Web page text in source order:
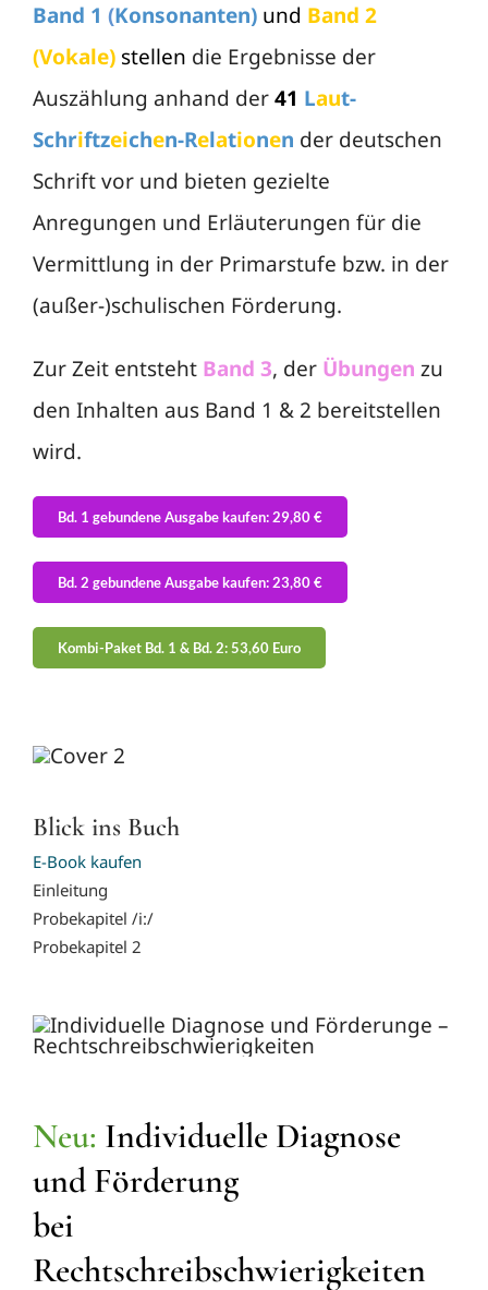
Band 1 (Konsonanten) und Band 2
(Vokale) stellen die Ergebnisse der
Auszählung anhand der41 Laut-
Schriftzeichen-Relationen der deutschen
Schrift vor und bieten gezielte
Anregungen und Erläuterungen für die
Vermittlung in der Primarstufe bzw. in der
(außer-)schulischen Förderung.
Zur Zeit entsteht Band 3, der Übungen zu
den Inhalten aus Band 1 & 2 bereitstellen
wird.
Bd. 1 gebundene Ausgabe kaufen: 29,80 €
Bd. 2 gebundene Ausgabe kaufen: 23,80 €
Kombi-Paket Bd. 1 & Bd. 2: 53,60 Euro
Blick ins Buch
E-Book kaufen
Einleitung
Probekapitel /i:/
Probekapitel 2
Neu: Individuelle Diagnose
und Förderung
bei
Rechtschreibschwierigkeiten